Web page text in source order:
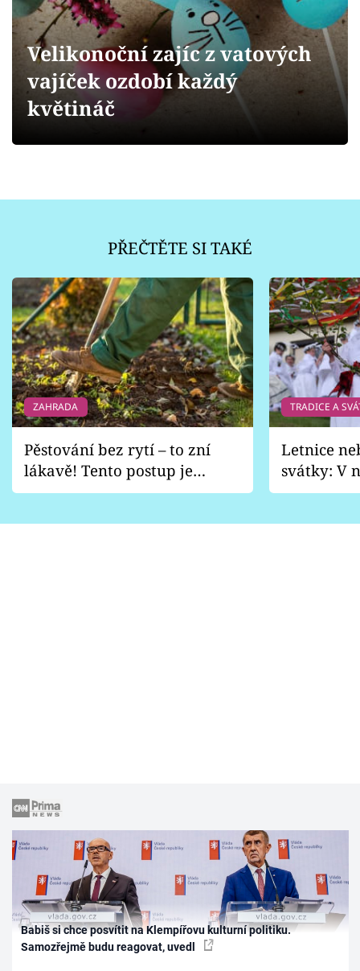
Přihlášení
Sledujte nás
Velikonoční zajíc z vatových
vajíček ozdobí každý
květináč
PŘEČTĚTE SI TAKÉ
ZAHRADA
Pěstování bez rytí – to zní
lákavě! Tento postup je
vhodný jen pro některé
TRADICE A
Letnice
svátky: V
pondělí
Babiš si chce posvítit na Klempířovu kulturní politiku.
Samozřejmě budu reagovat, uvedl